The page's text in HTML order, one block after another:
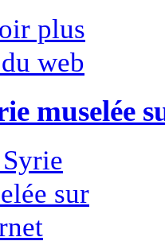
plus
web
muselée